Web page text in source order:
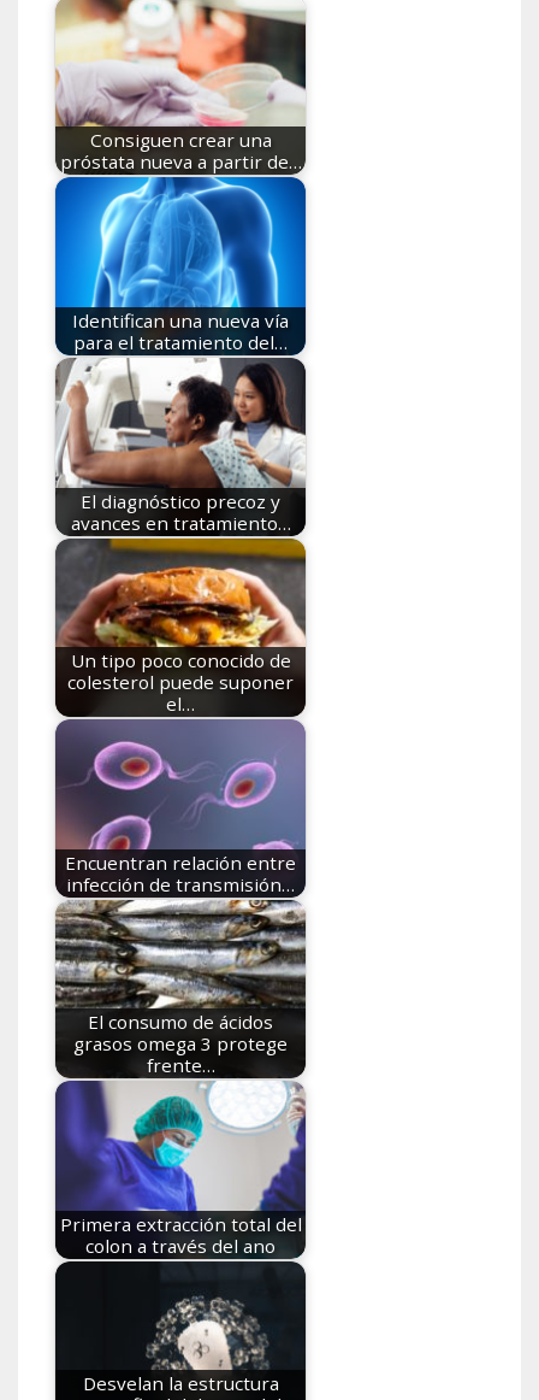
Consiguen crear una
próstata nueva a partir de…
Identifican una nueva vía
para el tratamiento del…
El diagnóstico precoz y
avances en tratamiento…
Un tipo poco conocido de
colesterol puede suponer
el…
Encuentran relación entre
infección de transmisión…
El consumo de ácidos
grasos omega 3 protege
frente…
Primera extracción total del
colon a través del ano
Desvelan la estructura